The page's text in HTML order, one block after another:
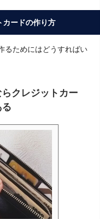
カードの作り方
るためにはどうすればい
クレジットカー